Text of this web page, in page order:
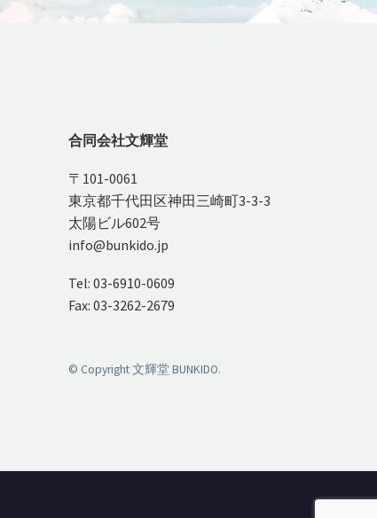
合同会社文輝堂
〒101-0061
東京都千代田区神田三崎町3-3-3
太陽ビル602号
info@bunkido.jp
Tel: 03-6910-0609
Fax: 03-3262-2679
© Copyright 文輝堂 BUNKIDO.